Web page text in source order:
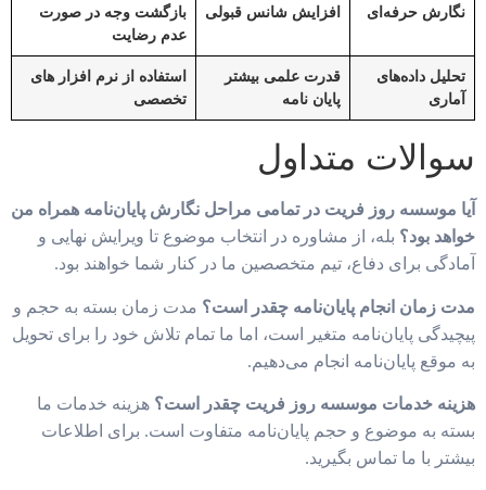
نگارش حرفه‌ای افزایش شانس قبولی
بازگشت وجه در صورت
عدم رضایت
تحلیل داده‌های
آماری
قدرت علمی بیشتر
پایان نامه
استفاده از نرم افزار های
تخصصی
سوالات متداول
آیا موسسه روز فریت در تمامی مراحل نگارش پایان‌نامه همراه من
خواهد بود؟ بله، از مشاوره در انتخاب موضوع تا ویرایش نهایی و
آمادگی برای دفاع، تیم متخصصین ما در کنار شما خواهند بود.
مدت زمان انجام پایان‌نامه چقدر است؟ مدت زمان بسته به حجم و
پیچیدگی پایان‌نامه متغیر است، اما ما تمام تلاش خود را برای تحویل
به موقع پایان‌نامه انجام می‌دهیم.
هزینه خدمات موسسه روز فریت چقدر است؟ هزینه خدمات ما
بسته به موضوع و حجم پایان‌نامه متفاوت است. برای اطلاعات
بیشتر با ما تماس بگیرید.